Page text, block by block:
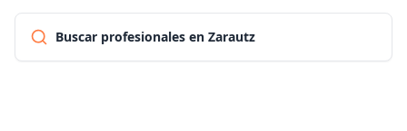
Buscar profesionales en Zarautz